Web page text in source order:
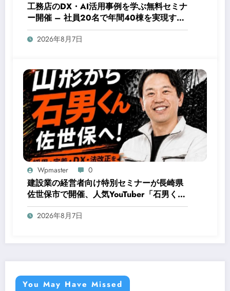
工務店のDX・AI活用事例を学ぶ無料セミナ
ー開催 – 社員20名で年間40棟を実現する
秘訣とは
2026年8月7日
Wpmaster 0
建設業の経営者向け特別セミナーが長崎県
佐世保市で開催、人気YouTuber「石男く
ん」が登壇
2026年8月7日
You May Have Missed